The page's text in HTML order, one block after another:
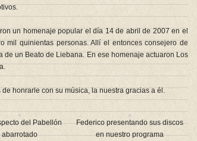
un homenaje popular el día 14 de abril de 2007 en el
mil quinientas personas. Allí el entonces consejero de
de un Beato de Liebana. En ese homenaje actuaron Los
honrarle con su música, la nuestra gracias a él.
del Pabellón
abarrotado
Federico presentando sus discos
en nuestro programa